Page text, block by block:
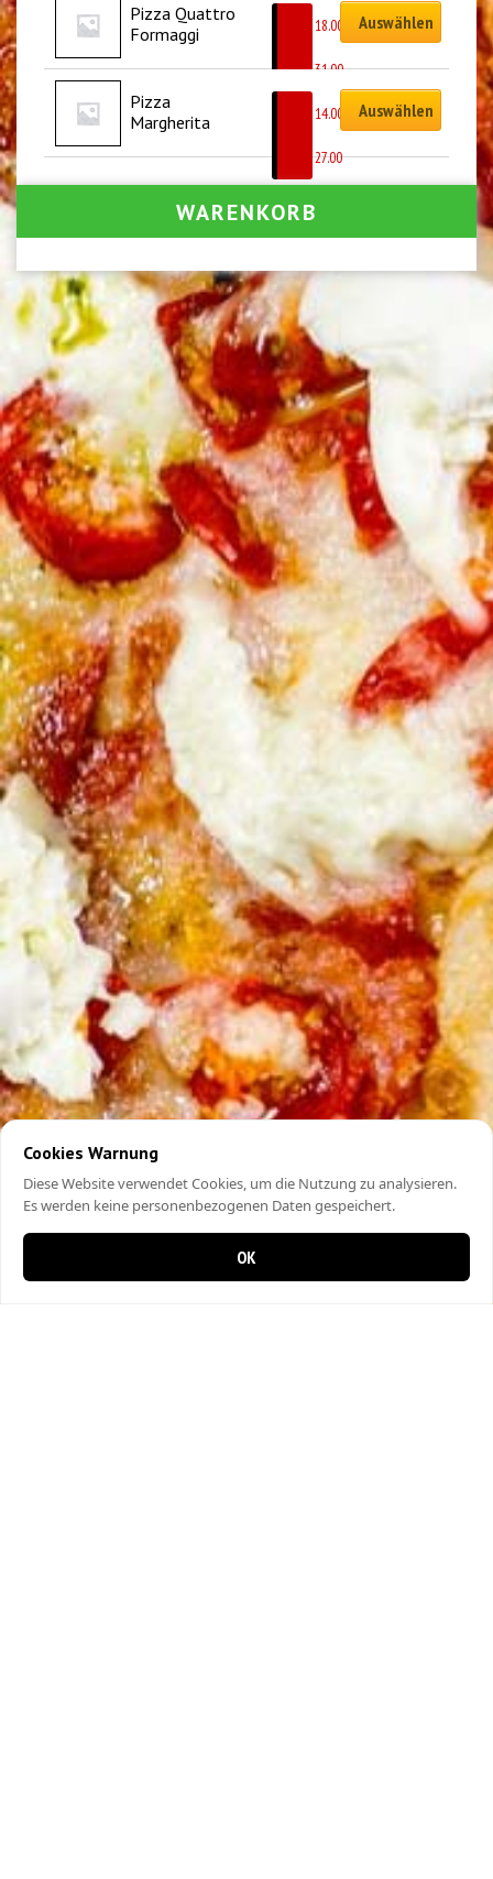
Pizza Quattro
Formaggi
18.00
CHF31.00
Auswählen
Pizza
Margherita
14.00
27.00
Auswählen
WARENKORB
Cookies Warnung
Diese Website verwendet Cookies, um die Nutzung zu analysieren.
Es werden keine personenbezogenen Daten gespeichert.
OK